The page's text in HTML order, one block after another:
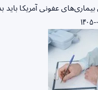
عفونی آمریکا باید